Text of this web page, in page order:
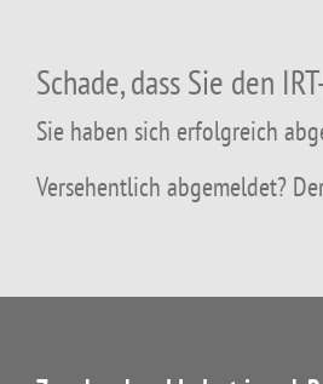
Schade, dass Sie den
Sie haben sich erfolgreich
Versehentlich abgemeldet?